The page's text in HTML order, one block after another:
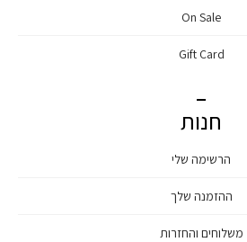
On Sale
Gift Card
חנות
הרשימה שלי
ההזמנה שלך
משלוחים והחזרות